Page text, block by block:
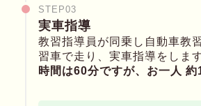
STEP03
実車指導
教習指導員が同乗し自動車教
習車で走り、実車指導をします
時間は60分ですが、お一人 約